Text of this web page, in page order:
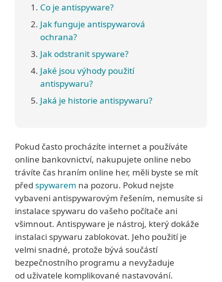
Co je antispyware?
Jak funguje antispywarová
ochrana?
Jak odstranit spyware?
Jaké jsou výhody použití
antispywaru?
Jaká je historie antispywaru?
Pokud často procházíte internet a používáte
online bankovnictví, nakupujete online nebo
trávíte čas hraním online her, měli byste se mít
před spywarem na pozoru. Pokud nejste
vybaveni antispywarovým řešením, nemusíte si
instalace spywaru do vašeho počítače ani
všimnout. Antispyware je nástroj, který dokáže
instalaci spywaru zablokovat. Jeho použití je
velmi snadné, protože bývá součástí
bezpečnostního programu a nevyžaduje
od uživatele komplikované nastavování.